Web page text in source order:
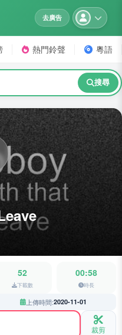
去廣告
熱門鈴聲 粵語
搜尋
52
下載數
00:58
時長
上傳時間:2020-11-01
裁剪